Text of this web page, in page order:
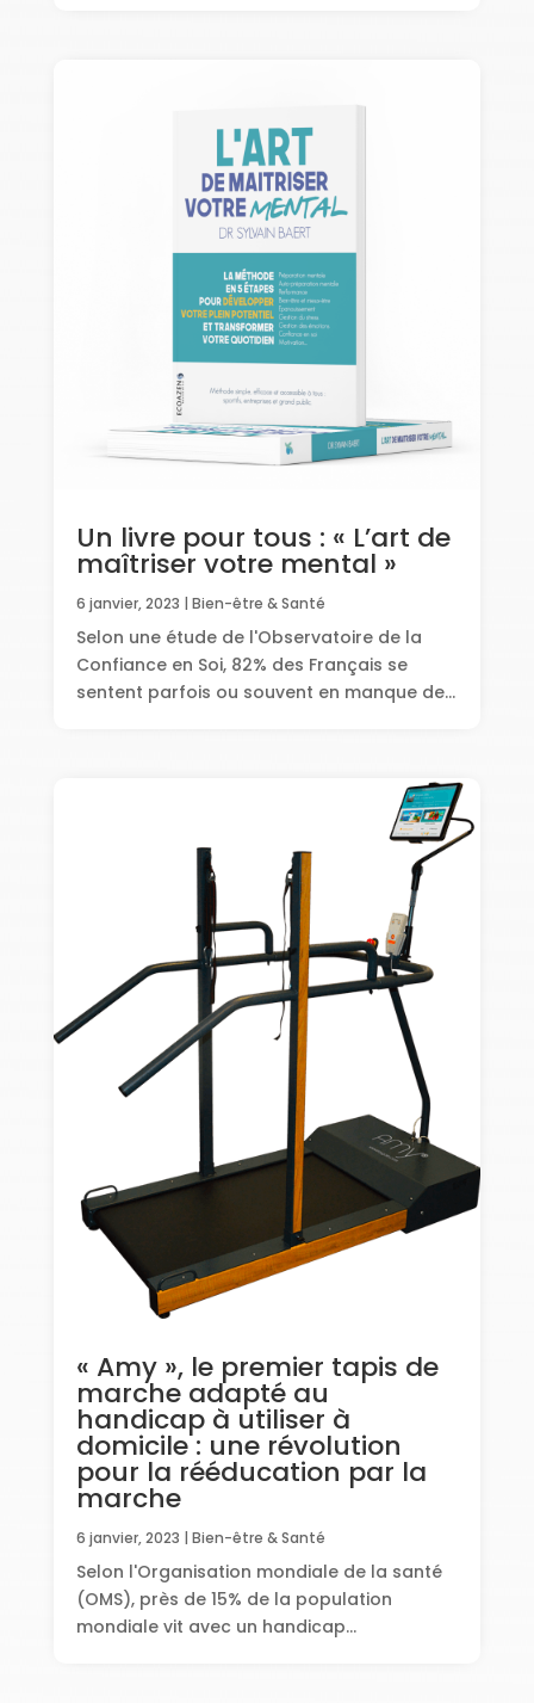
Un livre pour tous : « L’art de
maîtriser votre mental »
6 janvier, 2023 | Bien-être & Santé
Selon une étude de l'Observatoire de la
Confiance en Soi, 82% des Français se
sentent parfois ou souvent en manque de...
« Amy », le premier tapis de
marche adapté au
handicap à utiliser à
domicile : une révolution
pour la rééducation par la
marche
6 janvier, 2023 | Bien-être & Santé
Selon l'Organisation mondiale de la santé
(OMS), près de 15% de la population
mondiale vit avec un handicap...